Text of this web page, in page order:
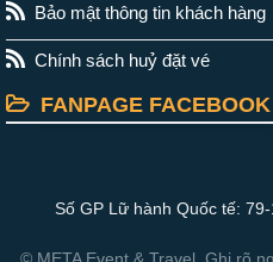
Bảo mật thông tin khách hàng
Chính sách huỷ đặt vé
FANPAGE FACEBOOK
Số GP Lữ hành Quốc tế:
© META Event & Travel. Ghi rõ